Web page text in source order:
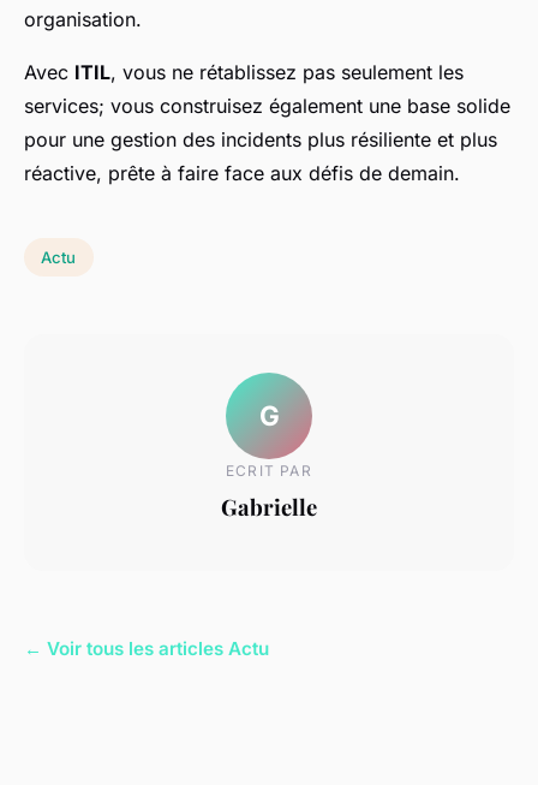
organisation.
Avec ITIL, vous ne rétablissez pas seulement les
services; vous construisez également une base solide
pour une gestion des incidents plus résiliente et plus
réactive, prête à faire face aux défis de demain.
Actu
G
ECRIT PAR
Gabrielle
← Voir tous les articles Actu